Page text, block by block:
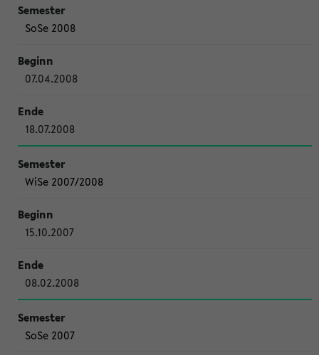
SoSe 2008
07.04.2008
18.07.2008
WiSe 2007/2008
15.10.2007
08.02.2008
SoSe 2007